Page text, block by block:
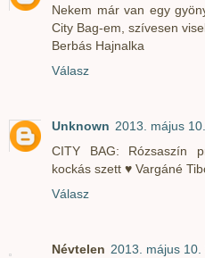
Nekem már van egy
City Bag-em, szívesen
Berbás Hajnalka
Válasz
Unknown 2013. május
CITY BAG: Rózsaszín
kockás szett ♥ Vargáné
Válasz
Névtelen 2013. május 10.